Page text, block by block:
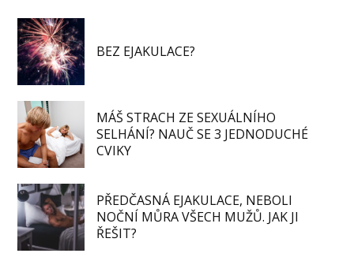
BEZ EJAKULACE?
MÁŠ STRACH ZE SEXUÁLNÍHO
SELHÁNÍ? NAUČ SE 3 JEDNODUCHÉ
CVIKY
PŘEDČASNÁ EJAKULACE, NEBOLI
NOČNÍ MŮRA VŠECH MUŽŮ. JAK JI
ŘEŠIT?